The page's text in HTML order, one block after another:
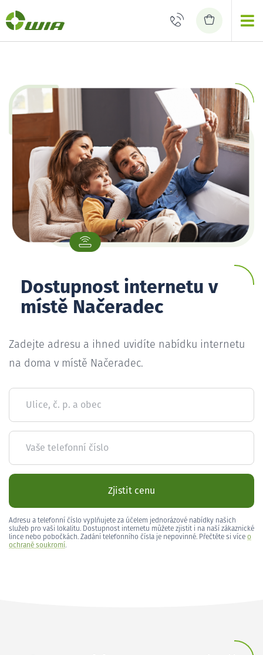
Dostupnost internetu v
místě Načeradec
Zadejte adresu a ihned uvidíte nabídku internetu
na doma v místě Načeradec.
Ulice, č. p. a obec
Vaše telefonní číslo
Zjistit cenu
Adresu a telefonní číslo vyplňujete za účelem jednorázové nabídky našich
služeb pro vaši lokalitu. Dostupnost internetu můžete zjistit i na naší zákaznické
lince nebo pobočkách. Zadání telefonního čísla je nepovinné. Přečtěte si více o
ochraně soukromí.